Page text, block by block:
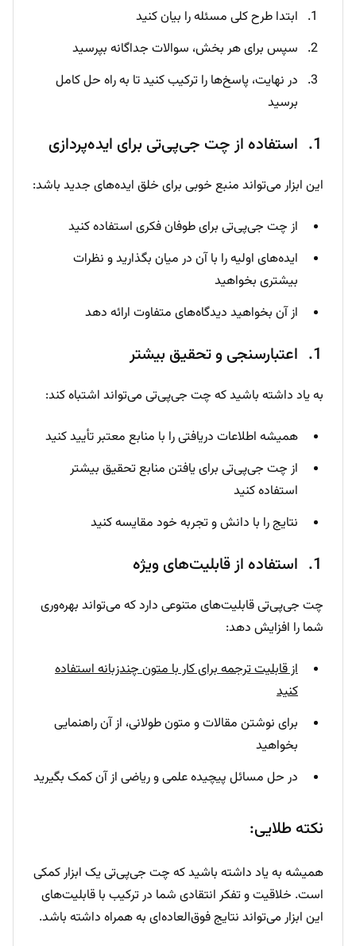
ابتدا طرح کلی مسئله را بیان کنید
سپس برای هر بخش، سوالات جداگانه بپرسید
در نهایت، پاسخ‌ها را ترکیب کنید تا به راه حل کامل
برسید
استفاده از چت جی‌پی‌تی برای ایده‌پردازی
این ابزار می‌تواند منبع خوبی برای خلق ایده‌های جدید باشد:
از چت جی‌پی‌تی برای طوفان فکری استفاده کنید
ایده‌های اولیه را با آن در میان بگذارید و نظرات
بیشتری بخواهید
از آن بخواهید دیدگاه‌های متفاوت ارائه دهد
اعتبارسنجی و تحقیق بیشتر
به یاد داشته باشید که چت جی‌پی‌تی می‌تواند اشتباه کند:
همیشه اطلاعات دریافتی را با منابع معتبر تأیید کنید
از چت جی‌پی‌تی برای یافتن منابع تحقیق بیشتر
استفاده کنید
نتایج را با دانش و تجربه خود مقایسه کنید
استفاده از قابلیت‌های ویژه
چت جی‌پی‌تی قابلیت‌های متنوعی دارد که می‌تواند بهره‌وری
شما را افزایش دهد:
از قابلیت ترجمه برای کار با متون چندزبانه استفاده
کنید
برای نوشتن مقالات و متون طولانی، از آن راهنمایی
بخواهید
در حل مسائل پیچیده علمی و ریاضی از آن کمک بگیرید
نکته طلایی:
همیشه به یاد داشته باشید که چت جی‌پی‌تی یک ابزار کمکی
است. خلاقیت و تفکر انتقادی شما در ترکیب با قابلیت‌های
این ابزار می‌تواند نتایج فوق‌العاده‌ای به همراه داشته باشد.